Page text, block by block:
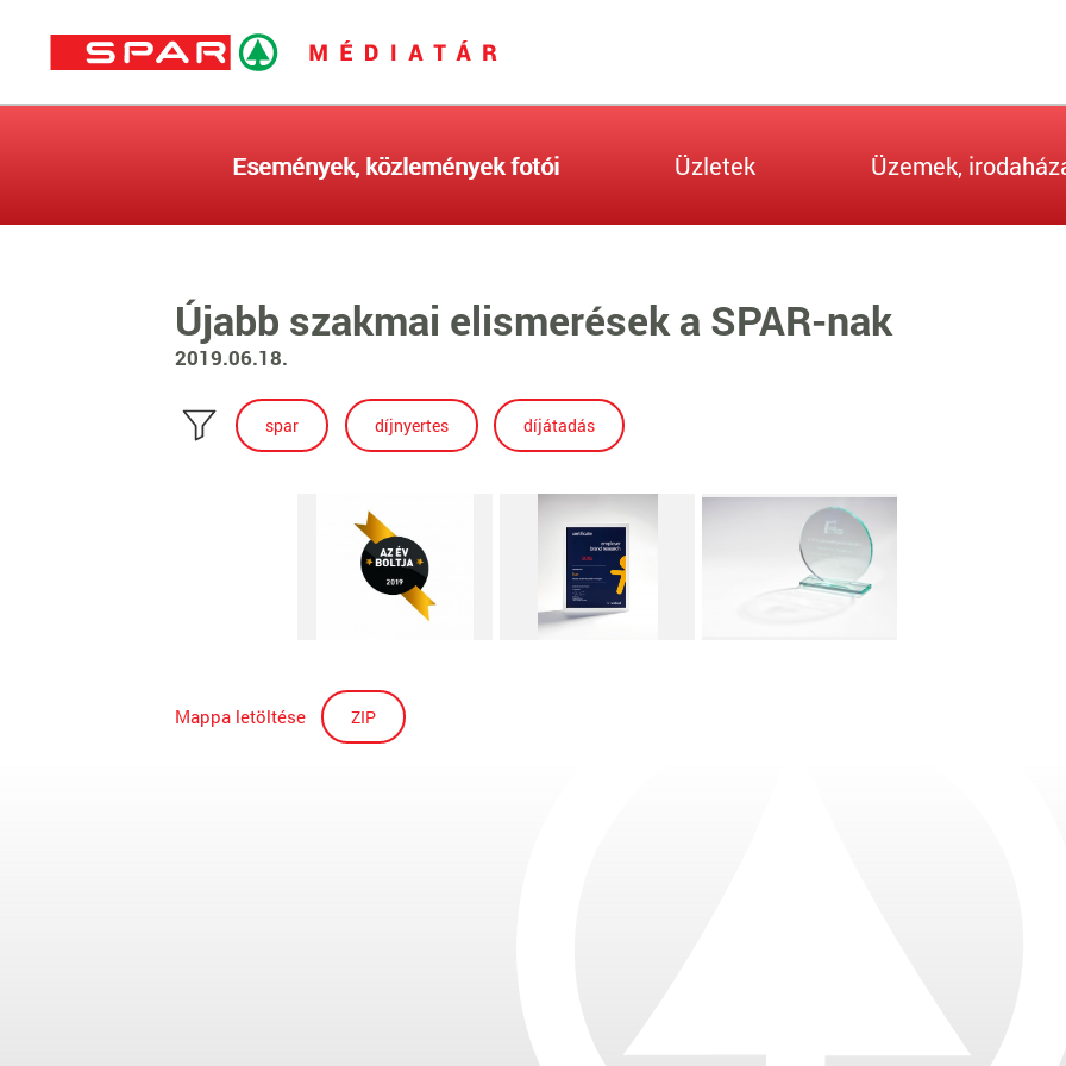
Események, közlemények fotói Üzletek Üzemek,
Újabb szakmai elismerések a SPAR-nak
2019.06.18.
spar díjnyertes díjátadás
Mappa letöltése ZIP